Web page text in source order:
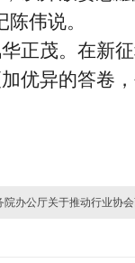
伟说。
茂。在新征
优异的答卷
办公厅关于推动行业协